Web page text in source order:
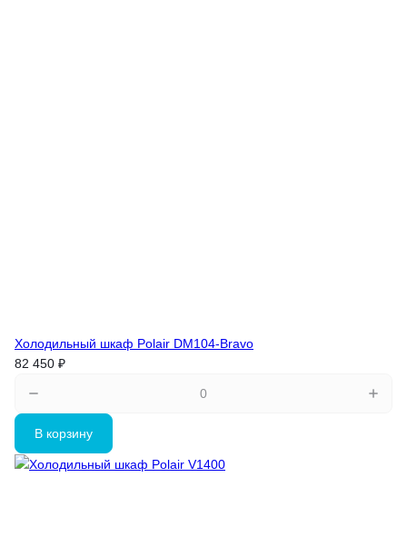
Холодильный шкаф Polair DM104-Bravo
82 450 ₽
В корзину